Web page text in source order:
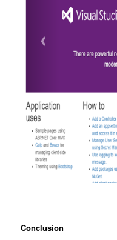
Conclusion